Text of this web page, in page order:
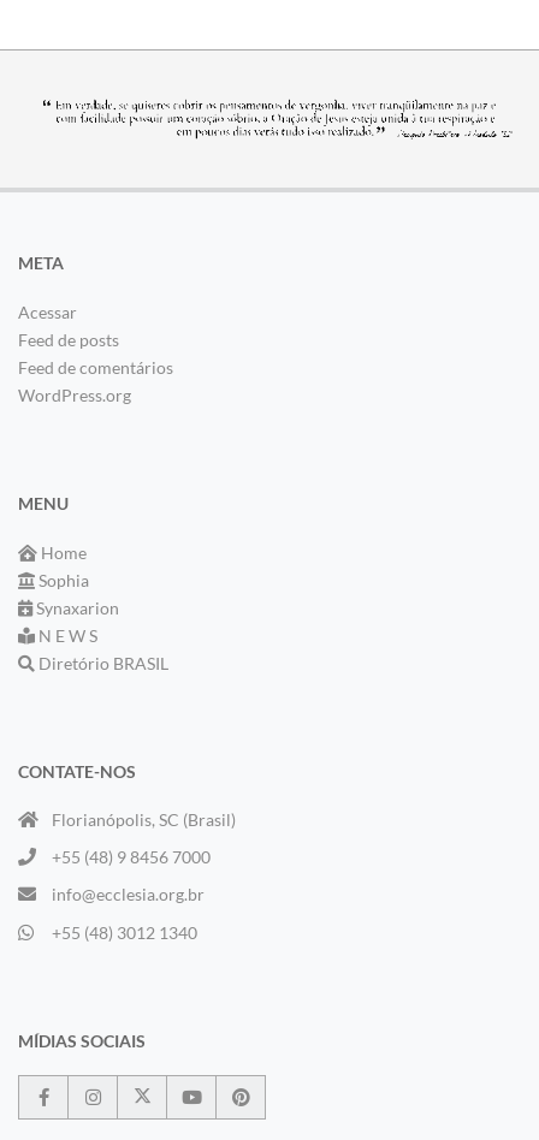
META
Acessar
Feed de posts
Feed de comentários
WordPress.org
MENU
Home
Sophia
Synaxarion
N E W S
Diretório BRASIL
CONTATE-NOS
Florianópolis, SC (Brasil)
+55 (48) 9 8456 7000
info@ecclesia.org.br
+55 (48) 3012 1340
MÍDIAS SOCIAIS